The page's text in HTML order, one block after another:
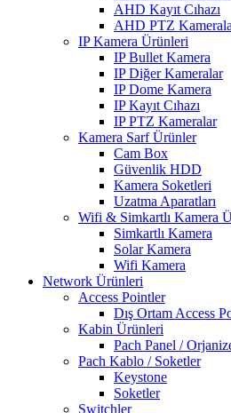
AHD Kayıt Cıhazı
AHD PTZ
IP Kamera Ürünleri
IP Bullet Kamera
IP Diğer Kameralar
IP Dome Kamera
IP Kayıt Cıhazı
IP PTZ Kameralar
Kamera Sarf Ürünler
Cam Box
Güvenlik HDD
Kamera Soketleri
Uzatma Aparatları
Wifi & Simkartlı Kamera
Simkartlı Kamera
Solar Kamera
Wifi Kamera
Network Ürünleri
Access Pointler
Dış Ortam Access
Kabin Ürünleri
Pach Panel /
Pach Kablo / Soketler
Keystone
Soketler
Switchler